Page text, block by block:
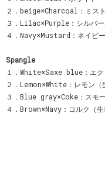
２．beige×Charcoal：ミスト
３．Lilac×Purple：シルバー
４．Navy×Mustard：ネイビー
Spangle
１．White×Saxe blue：エ
２．Lemon×White：レモン
３．Blue gray×Coke：スモ
４．Brown×Navy：コルク（